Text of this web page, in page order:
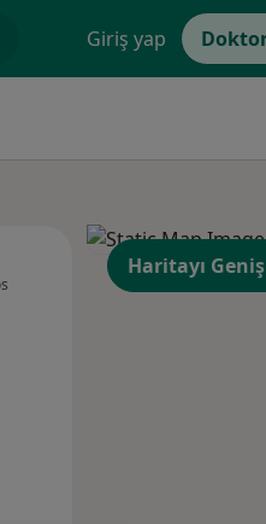
Giriş yap
14 Ağustos
Cmt,
15 Ağustos
Haritayı